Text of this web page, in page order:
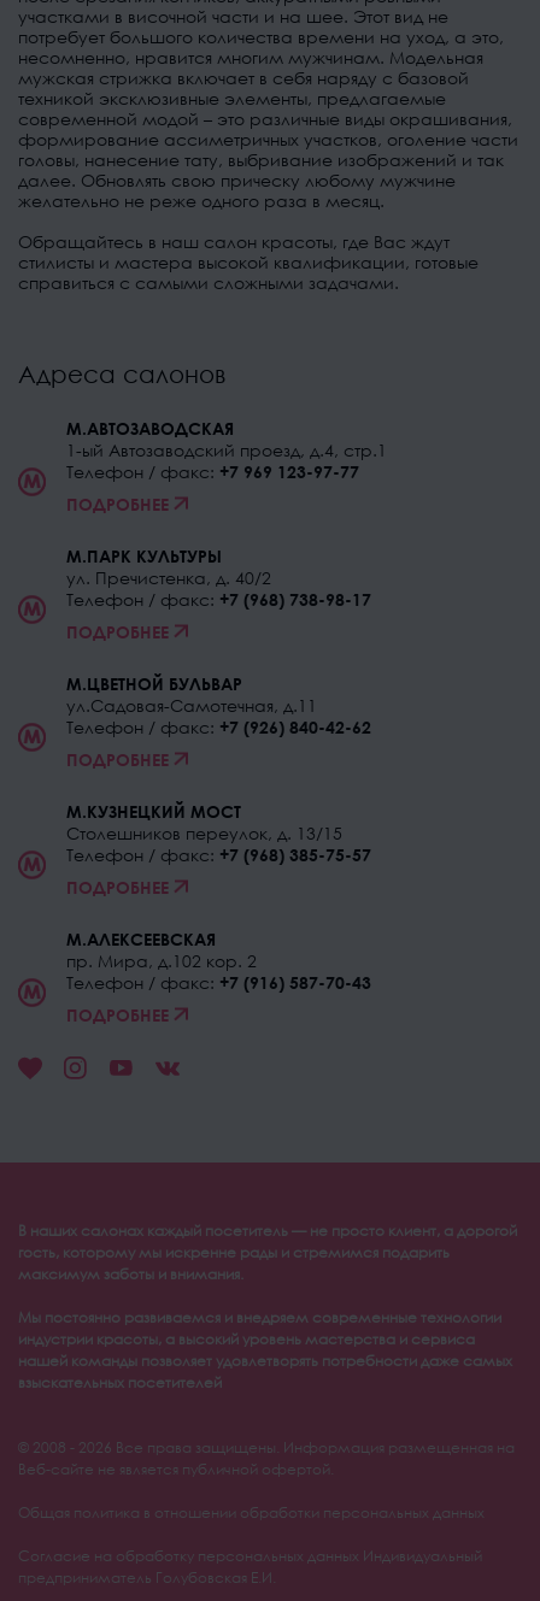
участками в височной части и на шее. Этот вид не
потребует большого количества времени на уход, а это,
несомненно, нравится многим мужчинам. Модельная
мужская стрижка включает в себя наряду с базовой
техникой эксклюзивные элементы, предлагаемые
современной модой – это различные виды окрашивания,
формирование ассиметричных участков, оголение части
головы, нанесение тату, выбривание изображений и так
далее. Обновлять свою прическу любому мужчине
желательно не реже одного раза в месяц.
Обращайтесь в наш салон красоты, где Вас ждут
стилисты и мастера высокой квалификации, готовые
справиться с самыми сложными задачами.
Адреса салонов
М.АВТОЗАВОДСКАЯ
1-ый Автозаводский проезд, д.4, стр.1
Телефон / факс: +7 969 123-97-77
ПОДРОБНЕЕ
М.ПАРК КУЛЬТУРЫ
ул. Пречистенка, д. 40/2
Телефон / факс: +7 (968) 738-98-17
ПОДРОБНЕЕ
М.ЦВЕТНОЙ БУЛЬВАР
ул.Садовая-Самотечная, д.11
Телефон / факс: +7 (926) 840-42-62
ПОДРОБНЕЕ
М.КУЗНЕЦКИЙ МОСТ
Столешников переулок, д. 13/15
Телефон / факс: +7 (968) 385-75-57
ПОДРОБНЕЕ
М.АЛЕКСЕЕВСКАЯ
пр. Мира, д.102 кор. 2
Телефон / факс: +7 (916) 587-70-43
ПОДРОБНЕЕ
В наших салонах каждый посетитель — не просто клиент, а дорогой
гость, которому мы искренне рады и стремимся подарить
максимум заботы и внимания.
Мы постоянно развиваемся и внедряем современные технологии
индустрии красоты, а высокий уровень мастерства и сервиса
нашей команды позволяет удовлетворять потребности даже самых
взыскательных посетителей
© 2008 - 2026 Все права защищены. Информация размещенная на
Веб-сайте не является публичной офертой.
Общая политика в отношении обработки персональных данных
Согласие на обработку персональных данных Индивидуальный
предприниматель Голубовская Е.И.